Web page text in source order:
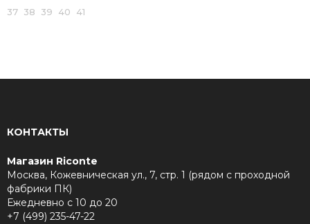
37 38 39 40 41
КОНТАКТЫ
Магазин Riconte
Москва, Кожевническая ул., 7, стр. 1 (рядом с проходной
фабрики ПК)
Ежедневно с 10 до 20
+7 (499) 235-47-22